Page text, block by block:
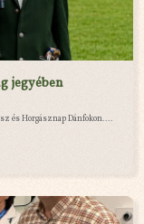
jegyében
és Horgásznap Dánfokon....